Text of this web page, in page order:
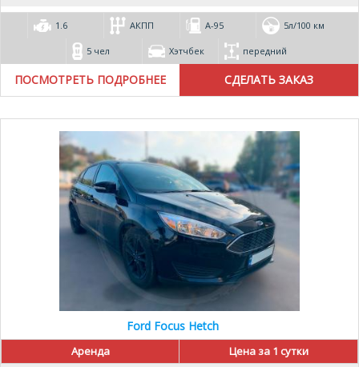
1.6 АКПП А-95 5л/100 км
5 чел Хэтчбек передний
ПОСМОТРЕТЬ ПОДРОБНЕЕ
Ford Focus Hetch
Аренда
Цена за 1 сутки